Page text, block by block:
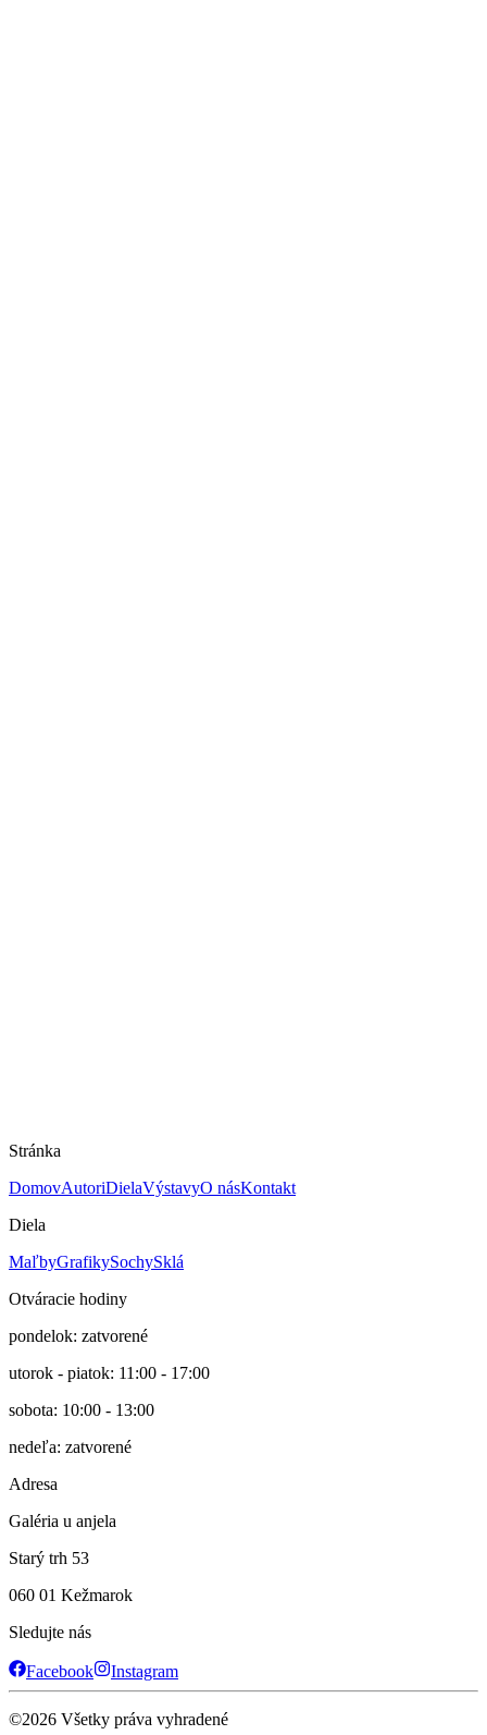
Stránka
DomovAutoriDielaVýstavyO násKontakt
Diela
MaľbyGrafikySochySklá
Otváracie hodiny
pondelok: zatvorené
utorok - piatok: 11:00 - 17:00
sobota: 10:00 - 13:00
nedeľa: zatvorené
Adresa
Galéria u anjela
Starý trh 53
060 01 Kežmarok
Sledujte nás
Facebook Instagram
©2026 Všetky práva vyhradené